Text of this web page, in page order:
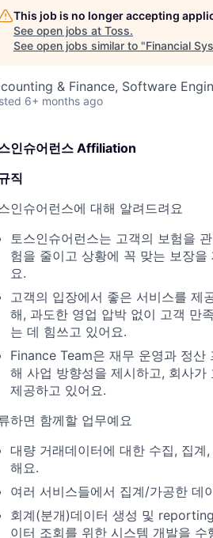
This job is no longer accepting
See open jobs at Toss.
See open jobs similar to "Financial
& Finance, Software
6+ months ago
인슈어런스 Affiliation
직
인슈어런스에 대해 알려드려요
토스인슈어런스는 고객의 보험을
험을 줄이고 상황에 꼭 맞는 보장
요.
고객의 입장에서 좋은 서비스를 제
해, 과도한 영업 압박 없이 고객 만
는 데 힘쓰고 있어요.
Finance Team은 재무 운영과 정산
해 사업 방향성을 제시하고, 회사
제공하고 있어요.
하면 함께할 업무예요
대량 거래데이터에 대한 수집, 집계
해요.
여러 서비스들에서 집계/가공한 데
회계(분개)데이터 생성 및
이터 조회를 위한 시스템 개발을 수